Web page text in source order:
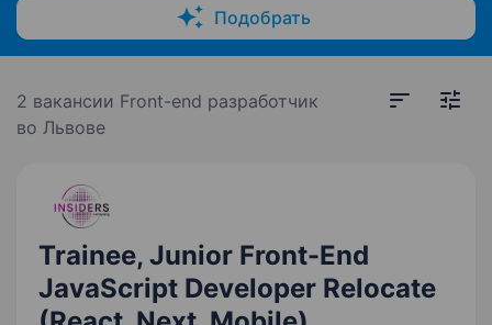
Подобрать
2 вакансии Front-end разработчик
во Львове
Trainee, Junior Front-End
JavaScript Developer Relocate